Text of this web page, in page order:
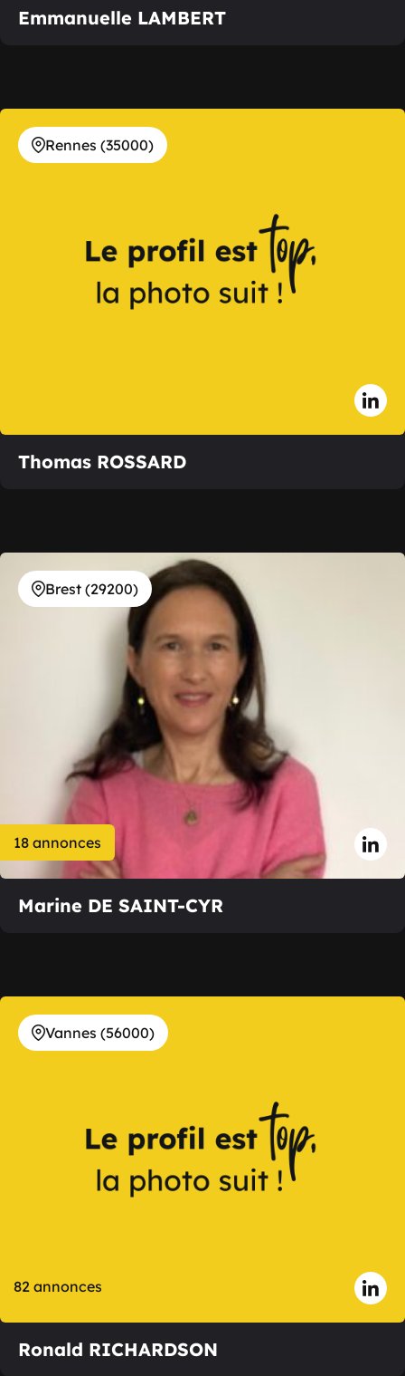
Emmanuelle LAMBERT
Rennes (35000)
Thomas ROSSARD
18 annonces
Brest (29200)
Marine DE SAINT-CYR
82 annonces
Vannes (56000)
Ronald RICHARDSON